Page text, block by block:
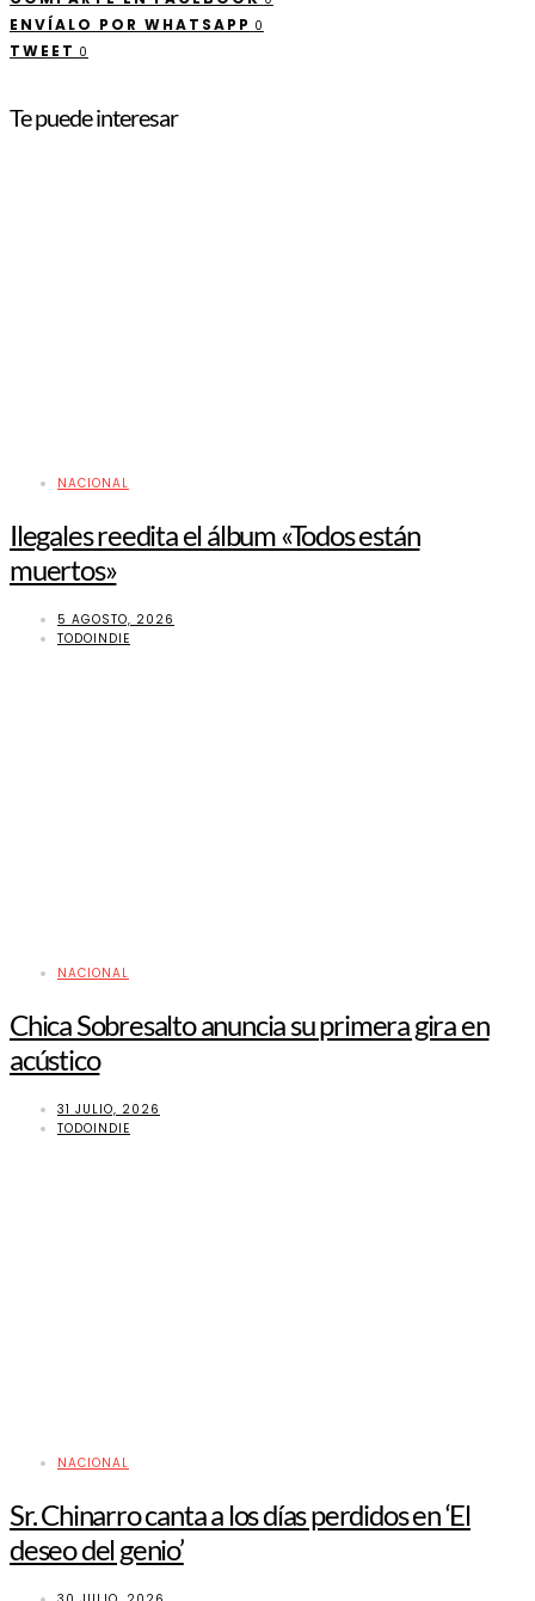
ENVÍALO POR WHATSAPP 0
TWEET 0
Te puede interesar
NACIONAL
Ilegales reedita el álbum «Todos están
muertos»
5 AGOSTO, 2026
TODOINDIE
NACIONAL
Chica Sobresalto anuncia su primera gira en
acústico
31 JULIO, 2026
TODOINDIE
NACIONAL
Sr. Chinarro canta a los días perdidos en ‘El
deseo del genio’